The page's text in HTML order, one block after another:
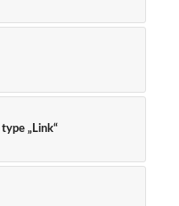
„Link“